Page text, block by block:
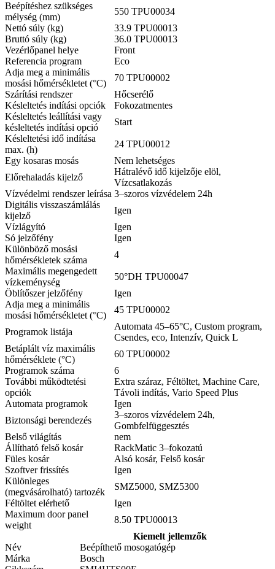
Beépítéshez szükséges
mélység (mm)
550 TPU00034
Nettó súly (kg)
33.9 TPU00013
Bruttó súly (kg)
36.0 TPU00013
Vezérlőpanel helye
Front
Referencia program
Eco
Adja meg a minimális
mosási hőmérsékletet (°C)
70 TPU00002
Szárítási rendszer
Hőcserélő
Késleltetés indítási opciók
Fokozatmentes
Késleltetés leállítási vagy
késleltetés indítási opció
Start
Késleltetési idő indítása
max. (h)
24 TPU00012
Egy kosaras mosás
Nem lehetséges
Előrehaladás kijelző
Hátralévő idő kijelzője elöl,
Vízcsatlakozás
Vízvédelmi rendszer leírása 3–szoros vízvédelem 24h
Digitális visszaszámlálás
kijelző
Igen
Vízlágyító
Igen
Só jelzőfény
Igen
Különböző mosási
hőmérsékletek száma
4
Maximális megengedett
vízkeménység
50°DH TPU00047
Öblítőszer jelzőfény
Igen
Adja meg a minimális
mosási hőmérsékletet (°C)
45 TPU00002
Programok listája
Automata 45–65°C, Custom program,
Csendes, eco, Intenzív, Quick L
Betáplált víz maximális
hőmérséklete (°C)
60 TPU00002
Programok száma
6
További működtetési
opciók
Extra száraz, Féltöltet, Machine Care,
Távoli indítás, Vario Speed Plus
Automata programok
Igen
Biztonsági berendezés
3–szoros vízvédelem 24h,
Gombfelfüggesztés
Belső világítás
nem
Állítható felső kosár
RackMatic 3–fokozatú
Füles kosár
Alsó kosár, Felső kosár
Szoftver frissítés
Igen
Különleges
(megvásárolható) tartozék
SMZ5000, SMZ5300
Féltöltet elérhető
Igen
Maximum door panel
weight
8.50 TPU00013
Kiemelt jellemzők
Név
Beépíthető mosogatógép
Márka
Bosch